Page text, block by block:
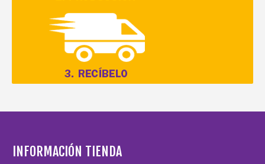
INFORMACIÓN TIENDA